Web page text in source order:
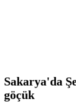
Sakarya'da
göçük